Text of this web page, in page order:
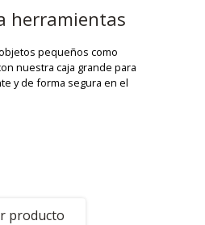
herramientas
pequeños como
nuestra caja grande para
y de forma segura en el
producto